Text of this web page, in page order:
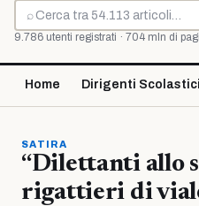
⌕
Cerca
9.786 utenti registrati · 704 mln di
Home Dirigenti Scolastici
SATIRA
“Dilettanti allo
rigattieri di